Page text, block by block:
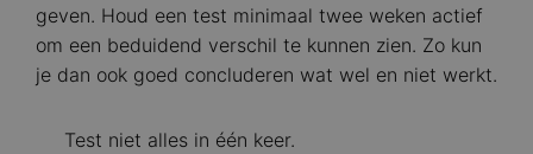
geven. Houd een test minimaal twee weken actief
om een beduidend verschil te kunnen zien. Zo kun
je dan ook goed concluderen wat wel en niet werkt.
Test niet alles in één keer.